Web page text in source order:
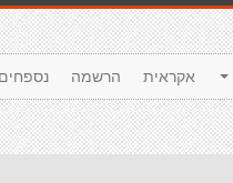
נספחים הרשמה אקראית